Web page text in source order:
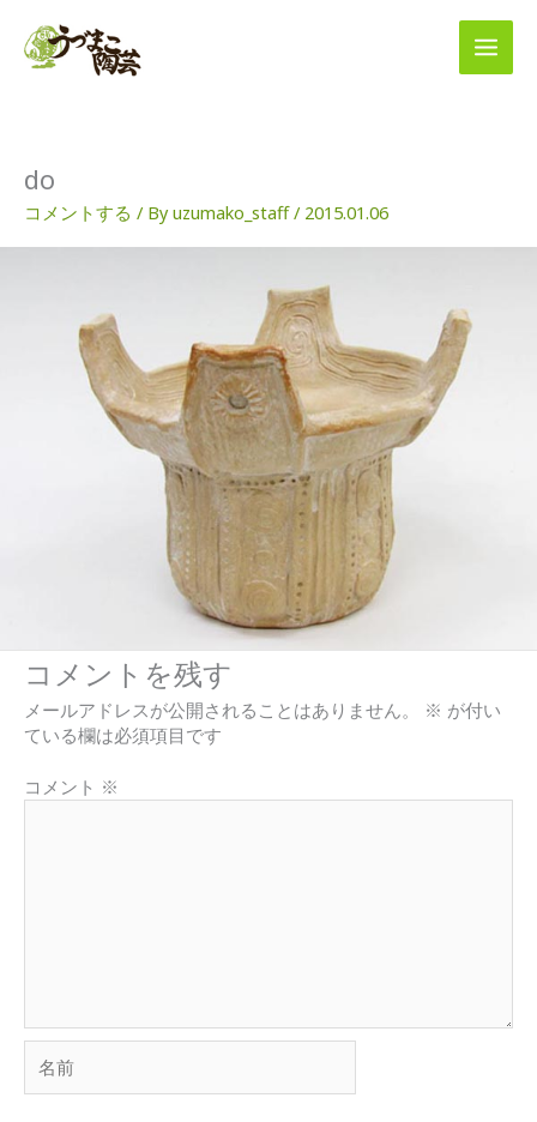
do
コメントする / Byuzumako_staff/ 2015.01.06
コメントを残す
メールアドレスが公開されることはありません。 ※ が付い
ている欄は必須項目です
コメント ※
前